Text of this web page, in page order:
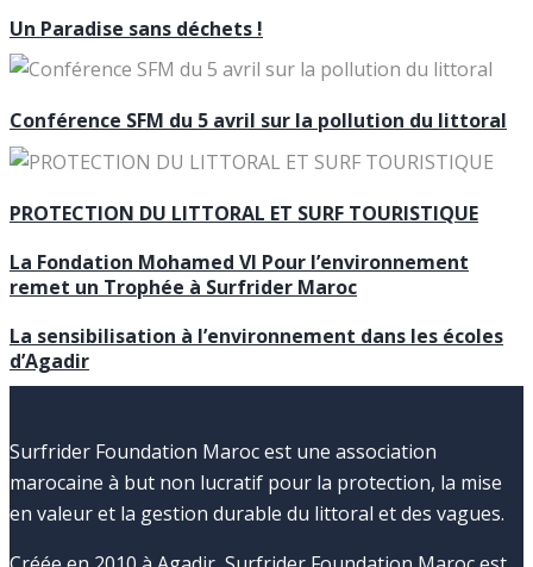
Un Paradise sans déchets !
Conférence SFM du 5 avril sur la pollution du littoral
PROTECTION DU LITTORAL ET SURF TOURISTIQUE
La Fondation Mohamed VI Pour l’environnement
remet un Trophée à Surfrider Maroc
La sensibilisation à l’environnement dans les écoles
d’Agadir
Surfrider Foundation Maroc est une association
marocaine à but non lucratif pour la protection, la mise
en valeur et la gestion durable du littoral et des vagues.